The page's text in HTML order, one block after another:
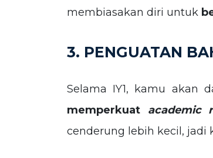
membiasakan diri untuk
3. PENGUATAN
Selama IY1, kamu akan
memperkuat academic
cenderung lebih kecil, jadi